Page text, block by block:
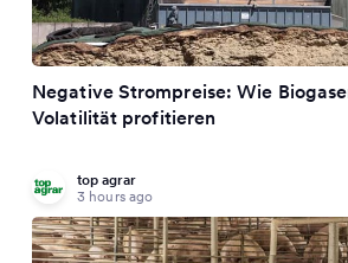
Negative Strompreise: Wie
Volatilität profitieren
top agrar
3 hours ago